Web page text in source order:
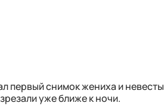
первый снимок жениха и
уже ближе к ночи.